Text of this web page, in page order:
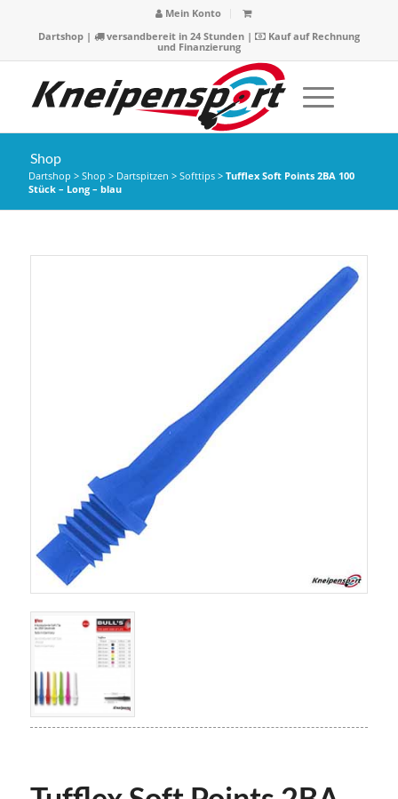
Mein Konto
Dartshop| versandbereit in 24 Stunden |
Kauf auf Rechnung
und Finanzierung
Shop
Dartshop > Shop > Dartspitzen > Softtips> Tufflex Soft Points 2BA 100
Stück – Long – blau